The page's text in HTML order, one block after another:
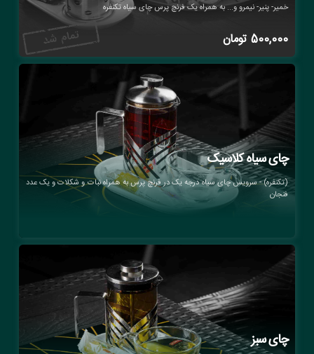
خمیر- پنیر- نیمرو و... به همراه یک فرنچ پرس چای سیاه تکنفره
500,000 تومان
چای سیاه کلاسیک
(تکنفره) - سرویس چای سیاه درجه یک در فرنچ پرس به همراه نبات و شکلات و یک عدد
فنجان
چای سبز